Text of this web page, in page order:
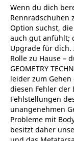
Wenn du dich
Rennradschuhen
Option suchst,
auch gut anfühlt;
Upgrade für
Rolle zu Hause –
GEOMETRY
leider zum
diesen Fehler der
Fehlstellungen
unangenehmen
Probleme mit
besitzt daher